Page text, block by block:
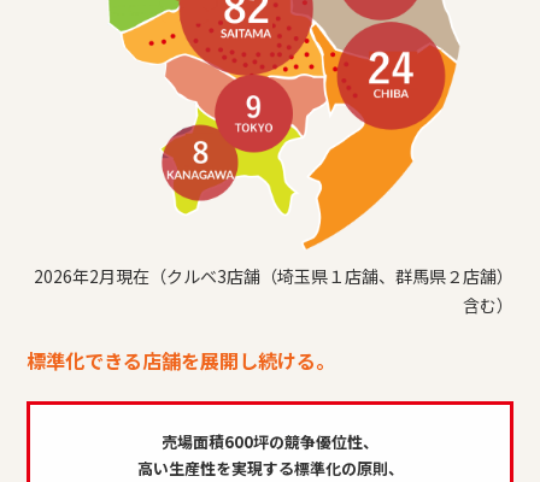
2026年2月現在（クルベ3店舗（埼玉県１店舗、群馬県２店舗）
含む）
標準化できる店舗を展開し続ける。
売場面積600坪の競争優位性、
高い生産性を実現する標準化の原則、